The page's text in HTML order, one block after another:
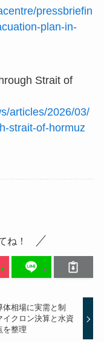
pressbriefin
plan-in-
Strait of
articles/2026/03/
strait-of-hormuz
ね！
体相場に実需と制
クロン決算と水資
を整理